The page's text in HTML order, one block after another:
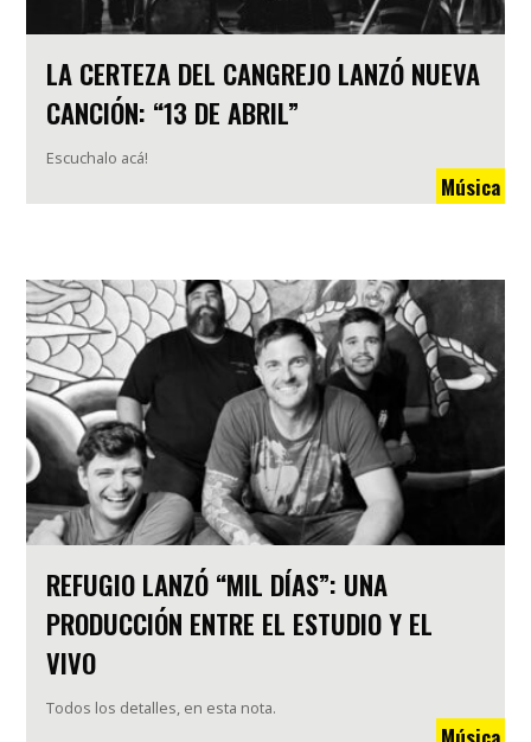
LA CERTEZA DEL CANGREJO LANZÓ NUEVA
CANCIÓN: “13 DE ABRIL”
Escuchalo acá!
Música
REFUGIO LANZÓ “MIL DÍAS”: UNA
PRODUCCIÓN ENTRE EL ESTUDIO Y EL
VIVO
Todos los detalles, en esta nota.